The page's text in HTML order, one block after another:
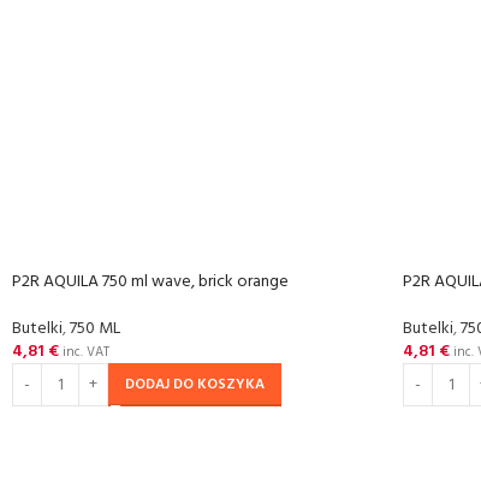
P2R AQUILA 750 ml wave, brick orange
Butelki,750 ML
4,81 € inc. VAT
DODAJ DO KOSZYKA
P2R
Butelki,
4,81 € inc.